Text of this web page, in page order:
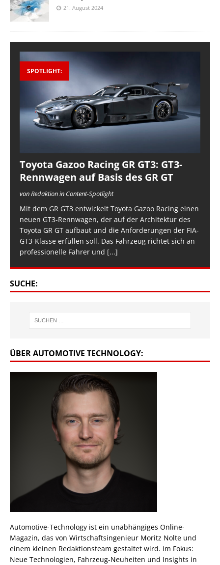
21. August 2024
SPOTLIGHT:
Toyota Gazoo Racing GR GT3: GT3-
Rennwagen auf Basis des GR GT
von Redaktion in Content-Spotlight
Mit dem GR GT3 entwickelt Toyota Gazoo Racing einen
neuen GT3-Rennwagen, der auf der Architektur des
Toyota GR GT aufbaut und die Anforderungen der FIA-
GT3-Klasse erfüllen soll. Das Fahrzeug richtet sich an
professionelle Fahrer und [...]
SUCHE:
ÜBER AUTOMOTIVE TECHNOLOGY:
Automotive-Technology ist ein unabhängiges Online-
Magazin, das von Wirtschaftsingenieur Moritz Nolte und
einem kleinen Redaktionsteam gestaltet wird. Im Fokus:
Neue Technologien, Fahrzeug-Neuheiten und Insights in